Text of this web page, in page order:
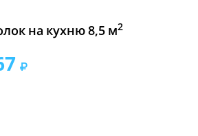
на кухню 8,5 м2